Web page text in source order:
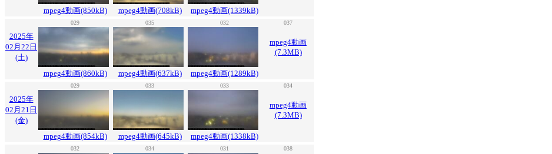
mpeg4動画(850kB) mpeg4動画(708kB) mpeg4動画(1339kB)
029 035 032 037
2025年
02月22日
(土)
mpeg4動画
(7.3MB)
mpeg4動画(860kB) mpeg4動画(637kB) mpeg4動画(1289kB)
029 033 033 034
2025年
02月21日
(金)
mpeg4動画
(7.3MB)
mpeg4動画(854kB) mpeg4動画(645kB) mpeg4動画(1338kB)
032 034 031 038